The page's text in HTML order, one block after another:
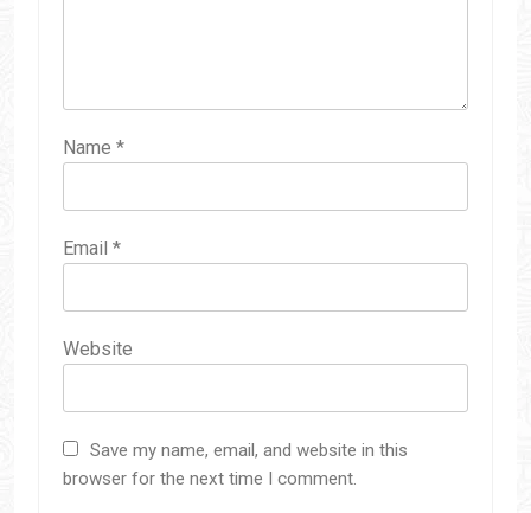
Name *
Email *
Website
Save my name, email, and website in this
browser for the next time I comment.